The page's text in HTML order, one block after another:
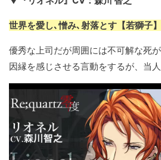
世界を愛し､憎み､射落とす【若獅子】
優秀な上司だが周囲には不可解な死
因縁を感じさせる言動をするが、当